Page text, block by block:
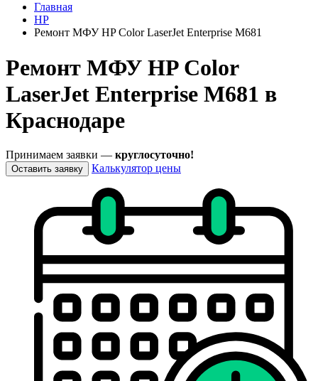
Главная
HP
Ремонт МФУ HP Color LaserJet Enterprise M681
Ремонт МФУ HP Color
LaserJet Enterprise M681 в
Краснодаре
Принимаем заявки — круглосуточно!
Оставить заявку Калькулятор цены